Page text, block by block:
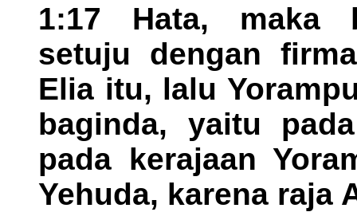
1:17 Hata, maka
setuju dengan
Elia itu, lalu
baginda, yaitu
pada kerajaan
Yehuda, karena raja